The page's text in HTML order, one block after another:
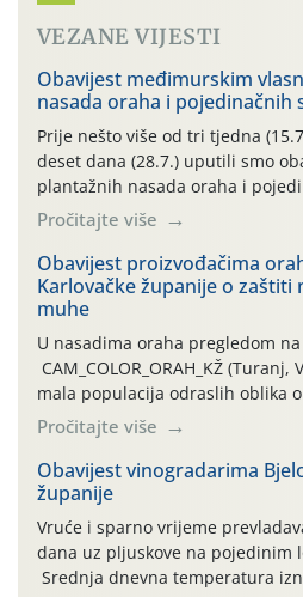
VEZANE VIJESTI
Obavijest međimurskim
nasada oraha i pojedinačnih
Prije nešto više od tri tjedna
deset dana (28.7.) uputili smo
plantažnih nasada oraha i
leta i ovogodišnjoj potrebi
orahove muhe (Rhagoletis
traje drugi ovogodišnji “toplinski
izražen zadnja šest dana (31.7.-
temperature zraka svakodnevno
Pročitajte više
Obavijest proizvođačima
Karlovačke županije o zaštiti
muhe
U nasadima oraha pregledom
CAM_COLOR_ORAH_KŽ
mala populacija odraslih oblika
(Rhagoletis completa). Niska
činjenicom da je riječ o mladim
urodom, što je povezano i s
jedinki. U starijim nasadima, na
pločama s […]
Pročitajte više
Obavijest vinogradarima
županije
Vruće i sparno vrijeme
dana uz pljuskove na pojedinim
Srednja dnevna temperatura